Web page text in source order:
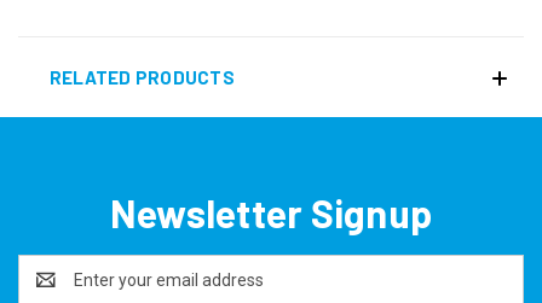
RELATED PRODUCTS
Newsletter Signup
Address